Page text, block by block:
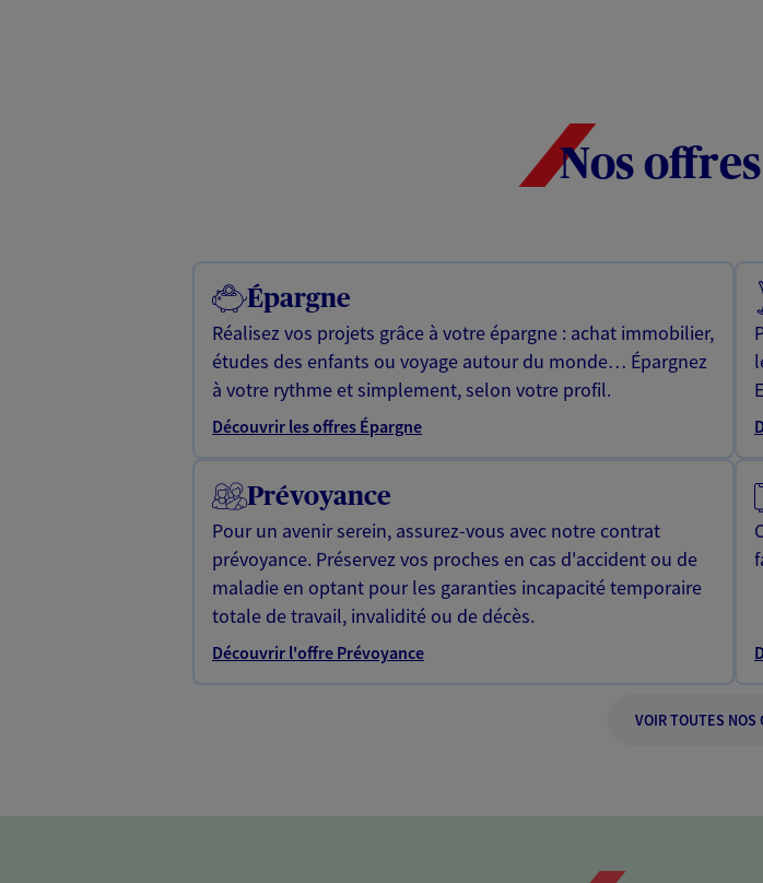
Nos
Épargne
Réalisez vos projets grâce à votre épargne : achat immobilier,
études des enfants ou voyage autour du monde… Épargnez
à votre rythme et simplement, selon votre profil.
Découvrir les offres Épargne
Prévoyance
Pour un avenir serein, assurez-vous avec notre contrat
prévoyance. Préservez vos proches en cas d'accident ou de
maladie en optant pour les garanties incapacité temporaire
totale de travail, invalidité ou de décès.
Découvrir l'offre Prévoyance
VOIR TOUTES NOS